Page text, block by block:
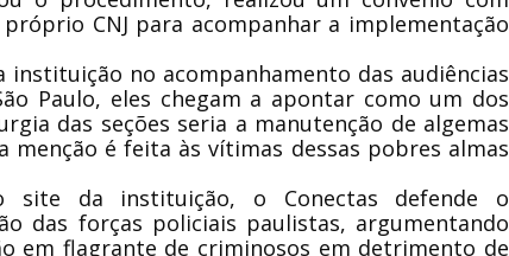
CNJ para acompanhar a implementação
no acompanhamento das audiências
Paulo, eles chegam a apontar como um dos
das seções seria a manutenção de algemas
menção é feita às vítimas dessas pobres almas
site da instituição, o Conectas defende o
das forças policiais paulistas, argumentando
em flagrante de criminosos em detrimento de